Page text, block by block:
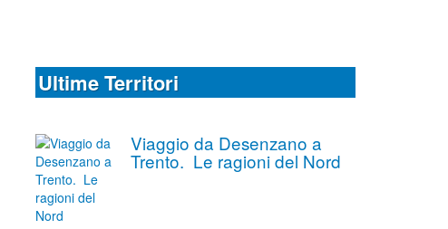
Ultime Territori
Viaggio da Desenzano a
Trento. Le ragioni del Nord